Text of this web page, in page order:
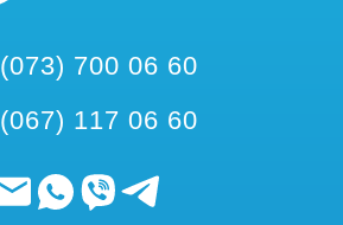
(073) 700 06 60
(067) 117 06 60